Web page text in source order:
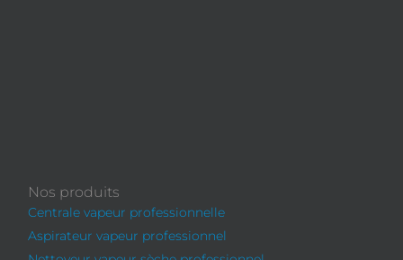
Nos produits
Centrale vapeur professionnelle
Aspirateur vapeur professionnel